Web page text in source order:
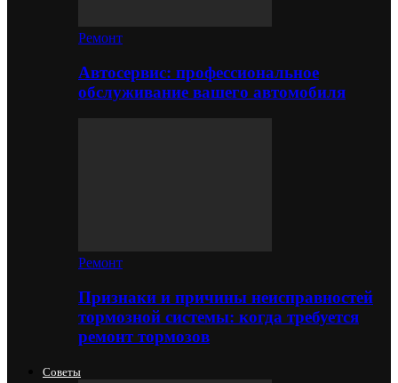
Ремонт
Автосервис: профессиональное
обслуживание вашего автомобиля
Ремонт
Признаки и причины неисправностей
тормозной системы: когда требуется
ремонт тормозов
Советы